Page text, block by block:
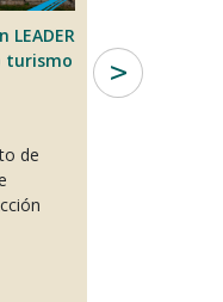
turismo
de
impulsará o
innovación e